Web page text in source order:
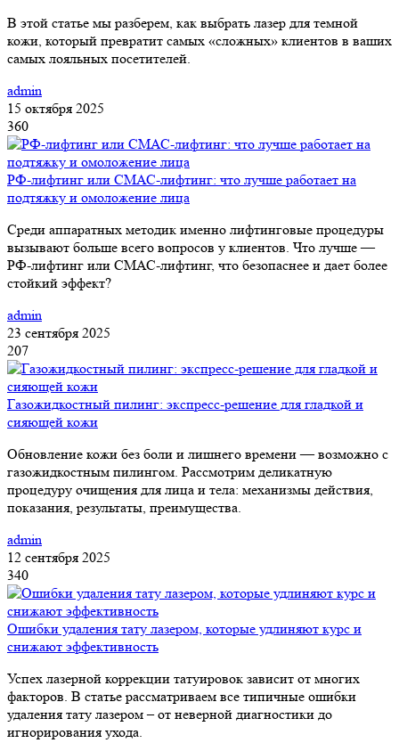
В этой статье мы разберем, как выбрать лазер для темной
кожи, который превратит самых «сложных» клиентов в ваших
самых лояльных посетителей.
admin
15 октября 2025
360
РФ-лифтинг или СМАС-лифтинг: что лучше работает на
подтяжку и омоложение лица
Среди аппаратных методик именно лифтинговые процедуры
вызывают больше всего вопросов у клиентов. Что лучше —
РФ-лифтинг или СМАС-лифтинг, что безопаснее и дает более
стойкий эффект?
admin
23 сентября 2025
207
Газожидкостный пилинг: экспресс-решение для гладкой и
сияющей кожи
Обновление кожи без боли и лишнего времени — возможно с
газожидкостным пилингом. Рассмотрим деликатную
процедуру очищения для лица и тела: механизмы действия,
показания, результаты, преимущества.
admin
12 сентября 2025
340
Ошибки удаления тату лазером, которые удлиняют курс и
снижают эффективность
Успех лазерной коррекции татуировок зависит от многих
факторов. В статье рассматриваем все типичные ошибки
удаления тату лазером – от неверной диагностики до
игнорирования ухода.